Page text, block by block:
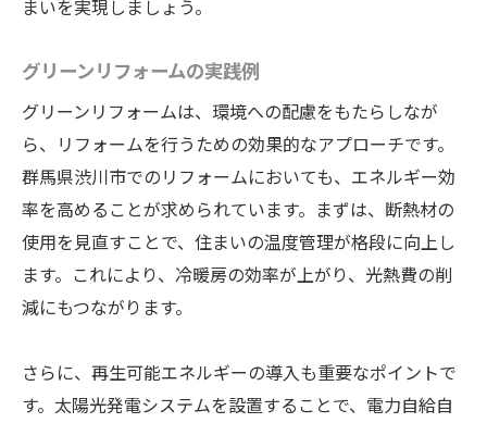
まいを実現しましょう。
グリーンリフォームの実践例
グリーンリフォームは、環境への配慮をもたらしなが
ら、リフォームを行うための効果的なアプローチです。
群馬県渋川市でのリフォームにおいても、エネルギー効
率を高めることが求められています。まずは、断熱材の
使用を見直すことで、住まいの温度管理が格段に向上し
ます。これにより、冷暖房の効率が上がり、光熱費の削
減にもつながります。
さらに、再生可能エネルギーの導入も重要なポイントで
す。太陽光発電システムを設置することで、電力自給自